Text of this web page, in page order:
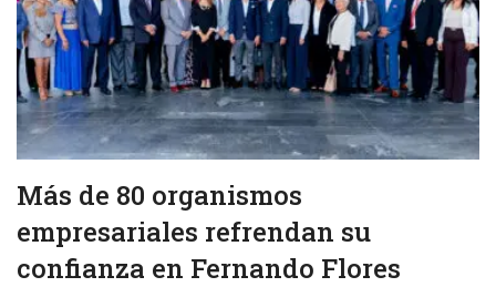
Más de 80 organismos
empresariales refrendan su
confianza en Fernando Flores